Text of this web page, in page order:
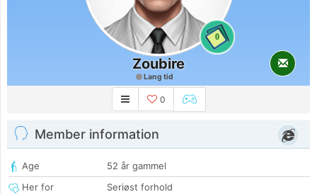
0
Zoubire
Lang tid
0
Member information
Age
52 år gammel
Her for
Seriøst forhold